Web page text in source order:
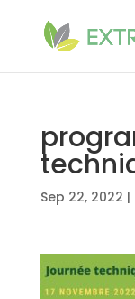
Sep 22, 2022 |